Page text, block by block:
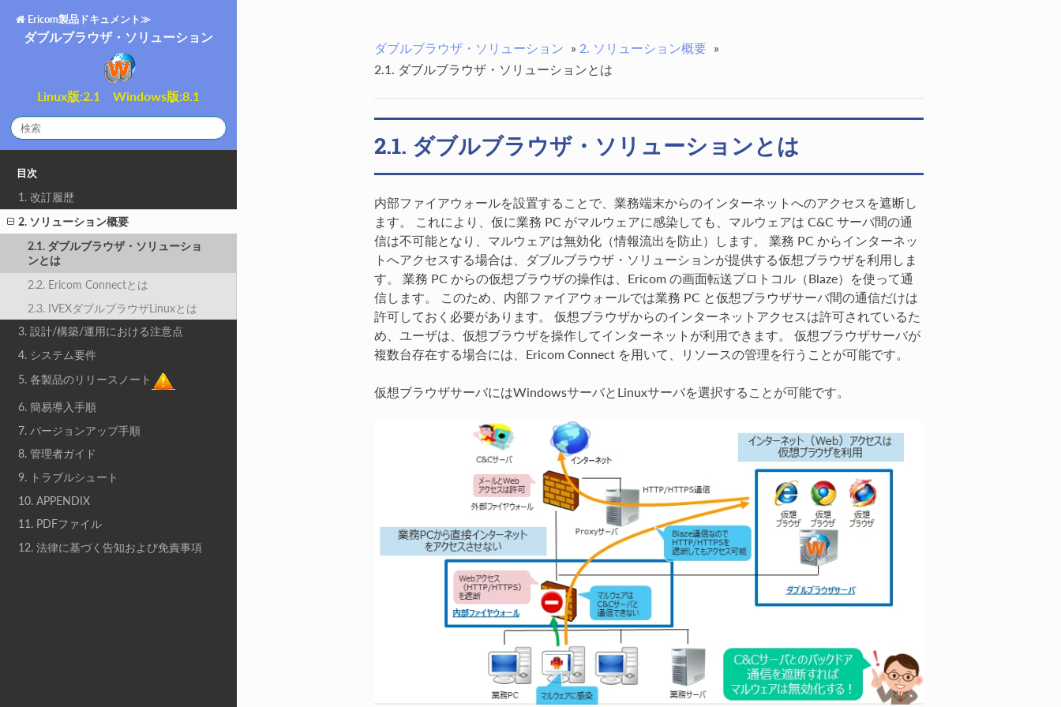
Ericom製品ドキュメント≫
ダブルブラウザ・ソリューション
Linux版:2.1 Windows版:8.1
目次
1. 改訂履歴
2. ソリューション概要
2.1. ダブルブラウザ・ソリューショ
ンとは
2.2. Ericom Connectとは
2.3. IVEXダブルブラウザLinuxとは
3. 設計/構築/運用における注意点
4. システム要件
5. 各製品のリリースノート
6. 簡易導入手順
7. バージョンアップ手順
8. 管理者ガイド
9. トラブルシュート
10. APPENDIX
11. PDFファイル
12. 法律に基づく告知および免責事項
ダブルブラウザ・ソリューション » 2. ソリューション概要 »
2.1. ダブルブラウザ・ソリューションとは
2.1. ダブルブラウザ・ソリューションとは
内部ファイアウォールを設置することで、業務端末からのインターネットへのアクセスを遮断し
ます。 これにより、仮に業務 PC がマルウェアに感染しても、マルウェアは C&C サーバ間の通
信は不可能となり、マルウェアは無効化（情報流出を防止）します。 業務 PC からインターネッ
トへアクセスする場合は、ダブルブラウザ・ソリューションが提供する仮想ブラウザを利用しま
す。 業務 PC からの仮想ブラウザの操作は、Ericom の画面転送プロトコル（Blaze）を使って通
信します。 このため、内部ファイアウォールでは業務 PC と仮想ブラウザサーバ間の通信だけは
許可しておく必要があります。 仮想ブラウザからのインターネットアクセスは許可されているた
め、ユーザは、仮想ブラウザを操作してインターネットが利用できます。 仮想ブラウザサーバが
複数台存在する場合には、Ericom Connect を用いて、リソースの管理を行うことが可能です。
仮想ブラウザサーバにはWindowsサーバとLinuxサーバを選択することが可能です。